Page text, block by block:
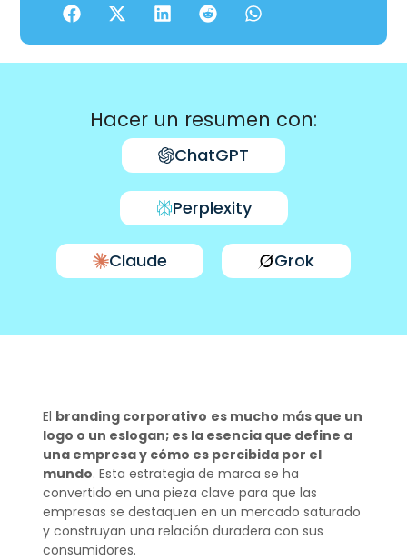
Hacer un resumen con:
ChatGPT
Perplexity
Claude Grok
El branding corporativo es mucho más que un
logo o un eslogan; es la esencia que define a
una empresa y cómo es percibida por el
mundo. Esta estrategia de marca se ha
convertido en una pieza clave para que las
empresas se destaquen en un mercado saturado
y construyan una relación duradera con sus
consumidores.